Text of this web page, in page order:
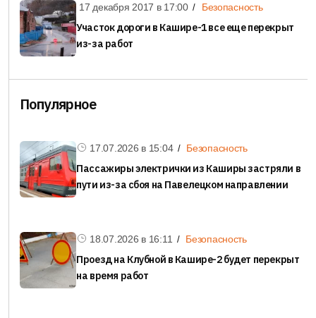
17 декабря 2017 в 17:00 Безопасность
Участок дороги в Кашире-1 все еще перекрыт
из-за работ
Популярное
17.07.2026 в 15:04 Безопасность
Пассажиры электрички из Каширы застряли в
пути из-за сбоя на Павелецком направлении
18.07.2026 в 16:11 Безопасность
Проезд на Клубной в Кашире-2 будет перекрыт
на время работ